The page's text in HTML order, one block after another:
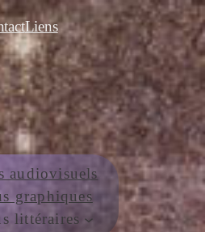
Liens
audiovisuels
graphiques
littéraires